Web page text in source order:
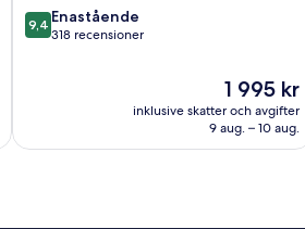
9.4
av
9,4 Enastående
318 recensioner
Priset
är
1 995 kr
1 995 kr
inklusive skatter och avgifter
9 aug. – 10 aug.